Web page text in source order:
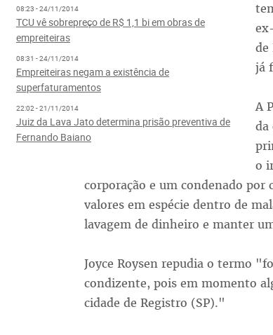
08:23 - 24/11/2014
TCU vê sobrepreço de R$ 1,1 bi em obras de
empreiteiras
08:31 - 24/11/2014
Empreiteiras negam a existência de
superfaturamentos
22:02 - 21/11/2014
Juiz da Lava Jato determina prisão preventiva de
Fernando Baiano
de
já
A
da
o
corporação e um condenado
valores em espécie dentro de
lavagem de dinheiro e manter
Joyce Roysen repudia o termo
condizente, pois em momento
cidade de Registro (SP)."